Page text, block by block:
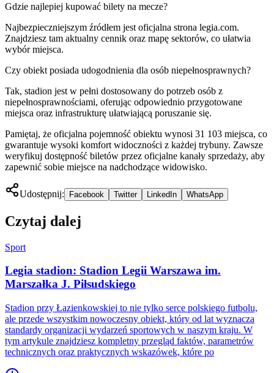
Gdzie najlepiej kupować bilety na mecze?
Najbezpieczniejszym źródłem jest oficjalna strona legia.com.
Znajdziesz tam aktualny cennik oraz mapę sektorów, co ułatwia
wybór miejsca.
Czy obiekt posiada udogodnienia dla osób niepełnosprawnych?
Tak, stadion jest w pełni dostosowany do potrzeb osób z
niepełnosprawnościami, oferując odpowiednio przygotowane
miejsca oraz infrastrukturę ułatwiającą poruszanie się.
Pamiętaj, że oficjalna pojemność obiektu wynosi 31 103 miejsca, co
gwarantuje wysoki komfort widoczności z każdej trybuny. Zawsze
weryfikuj dostępność biletów przez oficjalne kanały sprzedaży, aby
zapewnić sobie miejsce na nadchodzące widowisko.
Udostępnij: Facebook Twitter LinkedIn WhatsApp
Czytaj dalej
Sport
Legia stadion: Stadion Legii Warszawa im.
Marszałka J. Piłsudskiego
Stadion przy Łazienkowskiej to nie tylko serce polskiego futbolu,
ale przede wszystkim nowoczesny obiekt, który od lat wyznacza
standardy organizacji wydarzeń sportowych w naszym kraju. W
tym artykule znajdziesz kompletny przegląd faktów, parametrów
technicznych oraz praktycznych wskazówek, które po